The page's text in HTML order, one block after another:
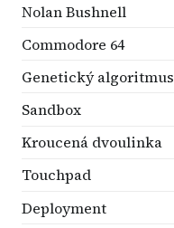
Nolan Bushnell
Commodore 64
Genetický algoritmus
Sandbox
Kroucená dvoulinka
Touchpad
Deployment